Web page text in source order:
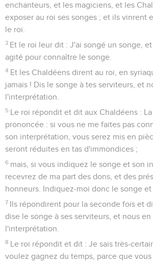
enchanteurs, et les magiciens, et les
exposer au roi ses songes ; et ils vinrent
le roi.
3 Et le roi leur dit : J'ai songé un songe,
agité pour connaître le songe.
4 Et les Chaldéens dirent au roi, en
jamais ! Dis le songe à tes serviteurs, et
l'interprétation.
5 Le roi répondit et dit aux Chaldéens :
prononcée : si vous ne me faites pas
son interprétation, vous serez mis en
seront réduites en tas d'immondices ;
6 mais, si vous indiquez le songe et son
recevrez de ma part des dons, et des
honneurs. Indiquez-moi donc le songe et
7 Ils répondirent pour la seconde fois et
dise le songe à ses serviteurs, et nous
l'interprétation.
8 Le roi répondit et dit : Je sais très-
voulez gagnez du temps, parce que